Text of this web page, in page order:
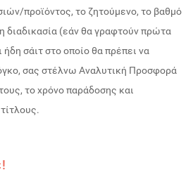
προϊόντος, το ζητούμενο, το βαθμό
διαδικασία (εάν θα γραφτούν πρώτα
σάιτ στο οποίο θα πρέπει να
σας στέλνω Αναλυτική Προσφορά
το χρόνο παράδοσης και